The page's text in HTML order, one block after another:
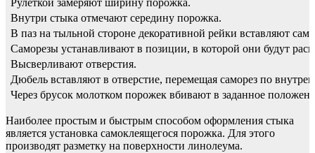
Рулеткой замеряют ширину порожка.
Внутри стыка отмечают середину порожка.
В паз на тыльной стороне декоративной рейки вставляют
Саморезы устанавливают в позиции, в которой они будут
Высверливают отверстия.
Дюбель вставляют в отверстие, перемещая саморез по
Через брусок молотком порожек вбивают в заданное
Наиболее простым и быстрым способом оформления стыка
является установка самоклеящегося порожка. Для этого
производят разметку на поверхности линолеума.